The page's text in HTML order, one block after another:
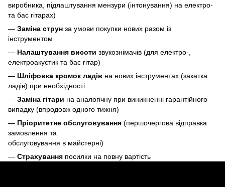
виробника, підлаштування мензури (інтонування) на електро-
та бас гітарах)
— Заміна струн за умови покупки нових разом із
інструментом
— Налаштування висоти звукознімачів (для електро-,
електроакустик та бас гітар)
— Шліфовка кромок ладів на нових інструментах (закатка
ладів) при необхідності
— Заміна гітари на аналогічну при виникненні гарантійного
випадку (впродовж одного тижня)
— Пріоритетне обслуговування (першочергова відправка
замовлення та
обслуговування в майстерні)
— Страхування посилки на повну вартість